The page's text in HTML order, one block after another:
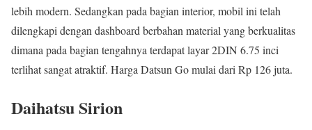
lebih modern. Sedangkan pada bagian interior, mobil ini telah
dilengkapi dengan dashboard berbahan material yang berkualitas
dimana pada bagian tengahnya terdapat layar 2DIN 6.75 inci
terlihat sangat atraktif. Harga Datsun Go mulai dari Rp 126 juta.
Daihatsu Sirion